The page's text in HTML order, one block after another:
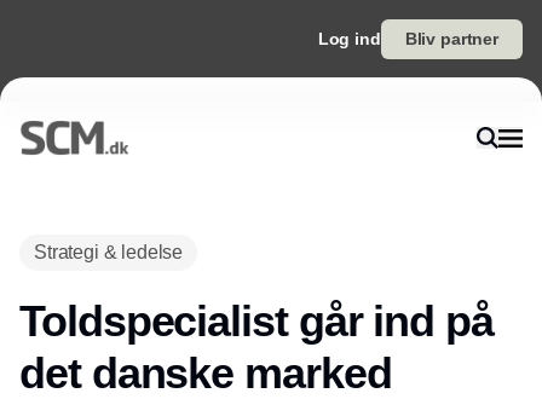
Log ind Bliv partner
Strategi & ledelse
Toldspecialist går ind på
det danske marked